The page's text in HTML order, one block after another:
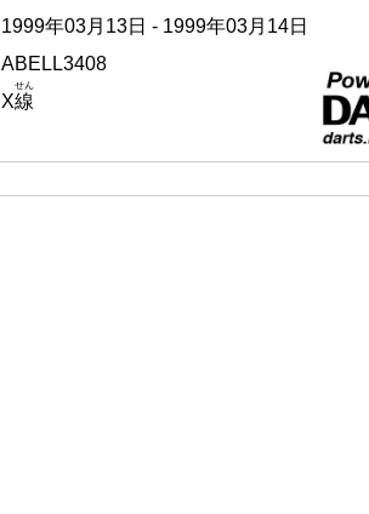
1999年03月13日 - 1999年03月14日
ABELL3408
X線
せん